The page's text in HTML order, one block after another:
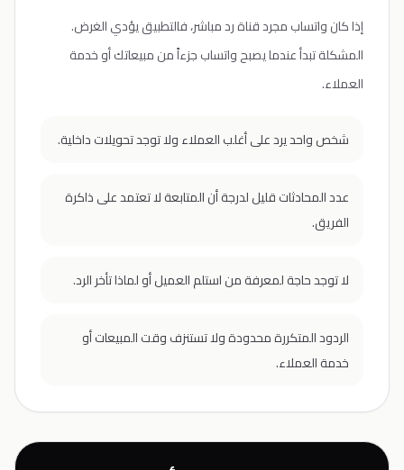
إذا كان واتساب مجرد قناة رد مباشر، فالتطبيق يؤدي الغرض.
المشكلة تبدأ عندما يصبح واتساب جزءاً من مبيعاتك أو خدمة
العملاء.
شخص واحد يرد على أغلب العملاء ولا توجد تحويلات داخلية.
عدد المحادثات قليل لدرجة أن المتابعة لا تعتمد على ذاكرة
الفريق.
لا توجد حاجة لمعرفة من استلم العميل أو لماذا تأخر الرد.
الردود المتكررة محدودة ولا تستنزف وقت المبيعات أو
خدمة العملاء.